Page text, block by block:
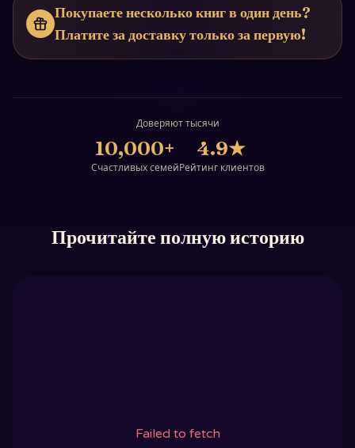
Покупаете несколько книг в один день?
Платите за доставку только за первую!
Доверяют тысячи
10,000+
Счастливых семей
4.9★
Рейтинг клиентов
Прочитайте полную историю
Failed to fetch